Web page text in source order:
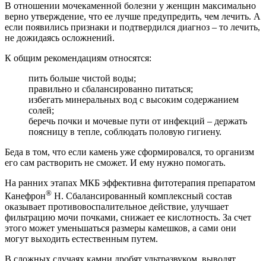
В отношении мочекаменной болезни у женщин максимально
верно утверждение, что ее лучше предупредить, чем лечить. А
если появились признаки и подтвердился диагноз – то лечить,
не дожидаясь осложнений.
К общим рекомендациям относятся:
пить больше чистой воды;
правильно и сбалансированно питаться;
избегать минеральных вод с высоким содержанием
солей;
беречь почки и мочевые пути от инфекций – держать
поясницу в тепле, соблюдать половую гигиену.
Беда в том, что если камень уже сформировался, то организм
его сам растворить не сможет. И ему нужно помогать.
На ранних этапах МКБ эффективна фитотерапия препаратом
Канефрон® Н. Сбалансированный комплексный состав
оказывает противовоспалительное действие, улучшает
фильтрацию мочи почками, снижает ее кислотность. За счет
этого может уменьшаться размеры камешков, а сами они
могут выходить естественным путем.